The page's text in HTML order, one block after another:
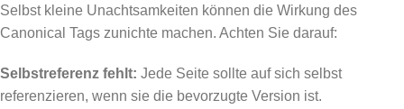
Selbst kleine Unachtsamkeiten können die Wirkung des
Canonical Tags zunichte machen. Achten Sie darauf:
Selbstreferenz fehlt: Jede Seite sollte auf sich selbst
referenzieren, wenn sie die bevorzugte Version ist.